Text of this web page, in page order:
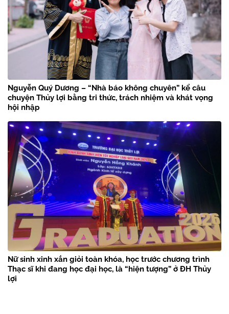
Nguyễn Quý Dương – “Nhà báo không chuyên” kể câu
chuyện Thủy lợi bằng tri thức, trách nhiệm và khát vọng
hội nhập
Nữ sinh xinh xắn giỏi toàn khóa, học trước chương trình
Thạc sĩ khi đang học đại học, là “hiện tượng” ở ĐH Thủy
lợi